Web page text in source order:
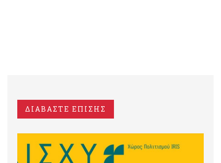
ΔΙΑΒΑΣΤΕ ΕΠΙΣΗΣ